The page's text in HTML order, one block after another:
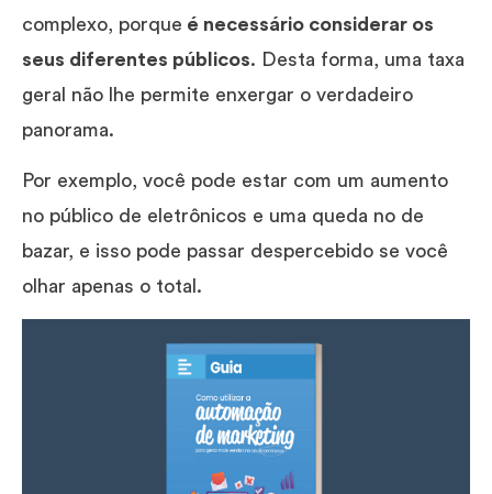
complexo, porque é necessário considerar os
seus diferentes públicos. Desta forma, uma taxa
geral não lhe permite enxergar o verdadeiro
panorama.
Por exemplo, você pode estar com um aumento
no público de eletrônicos e uma queda no de
bazar, e isso pode passar despercebido se você
olhar apenas o total.